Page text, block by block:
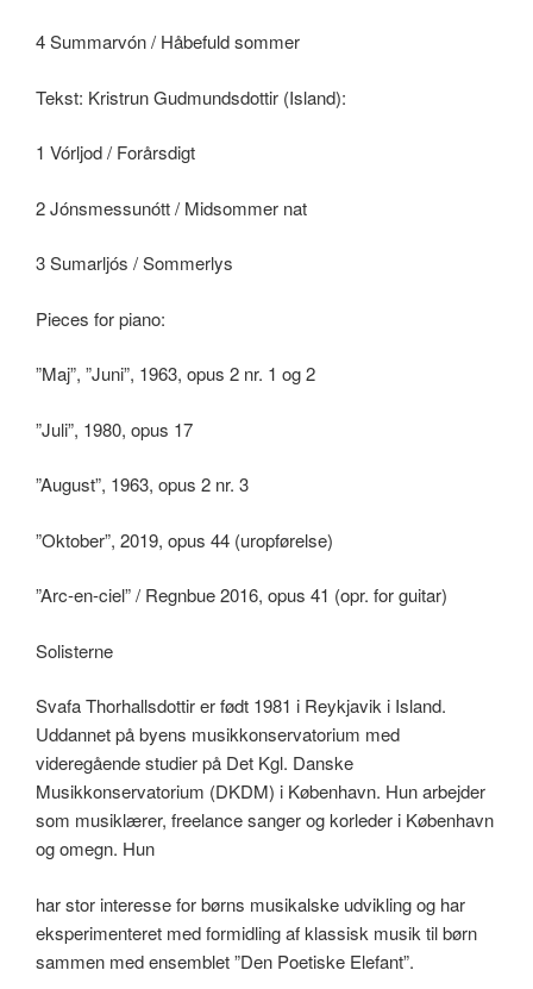
4 Summarvón / Håbefuld sommer
Tekst: Kristrun Gudmundsdottir (Island):
1 Vórljod / Forårsdigt
2 Jónsmessunótt / Midsommer nat
3 Sumarljós / Sommerlys
Pieces for piano:
”Maj”, ”Juni”, 1963, opus 2 nr. 1 og 2
”Juli”, 1980, opus 17
”August”, 1963, opus 2 nr. 3
”Oktober”, 2019, opus 44 (uropførelse)
”Arc-en-ciel” / Regnbue 2016, opus 41 (opr. for guitar)
Solisterne
Svafa Thorhallsdottir er født 1981 i Reykjavik i Island.
Uddannet på byens musikkonservatorium med
videregående studier på Det Kgl. Danske
Musikkonservatorium (DKDM) i København. Hun arbejder
som musiklærer, freelance sanger og korleder i København
og omegn. Hun
har stor interesse for børns musikalske udvikling og har
eksperimenteret med formidling af klassisk musik til børn
sammen med ensemblet ”Den Poetiske Elefant”.